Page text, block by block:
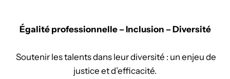
Égalité professionnelle – Inclusion – Diversité
Soutenir les talents dans leur diversité : un enjeu de
justice et d’efficacité.